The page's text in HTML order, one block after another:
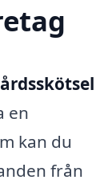
en
kan du
från